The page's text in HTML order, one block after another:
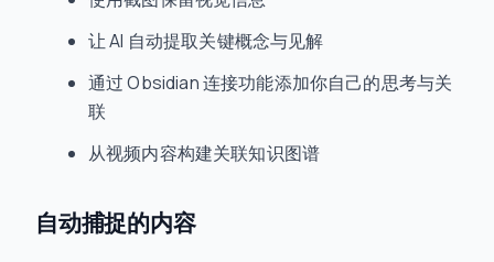
让 AI 自动提取关键概念与见解
通过 Obsidian 连接功能添加你自己的思考与关
联
从视频内容构建关联知识图谱
自动捕捉的内容